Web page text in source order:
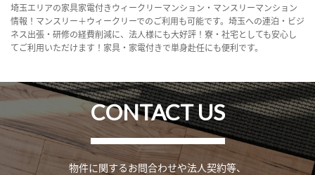
埼玉エリアの家具家電付きウィークリーマンション・マンスリーマンション
情報！マンスリー＋ウィークリーでのご利用も可能です。埼玉への連泊・ビジ
ネス出張・研修の経費削減に、法人様にも大好評！寮・社宅としても安心し
てご利用いただけます！家具・家電付きで単身赴任にも便利です。
CONTACT US
物件に関するお問合わせや法人契約等、